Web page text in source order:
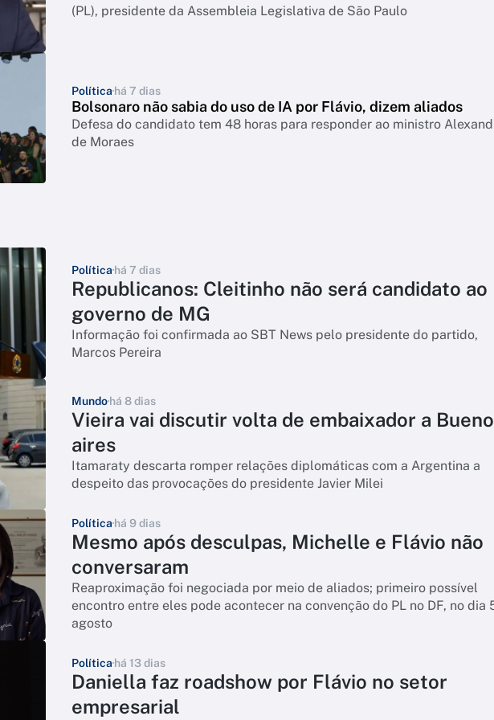
(PL), presidente da Assembleia Legislativa de São Paulo
Política há 7 dias
Bolsonaro não sabia do uso de IA por Flávio, dizem aliados
Defesa do candidato tem 48 horas para responder ao ministro
de Moraes
Política há 7 dias
Republicanos: Cleitinho não será candidato ao
governo de MG
Informação foi confirmada ao SBT News pelo presidente do partido,
Marcos Pereira
Mundohá 8 dias
Vieira vai discutir volta de embaixador a
aires
Itamaraty descarta romper relações diplomáticas com a Argentina a
despeito das provocações do presidente Javier Milei
Política há 9 dias
Mesmo após desculpas, Michelle e Flávio não
conversaram
Reaproximação foi negociada por meio de aliados; primeiro possível
encontro entre eles pode acontecer na convenção do PL no DF, no dia
agosto
Política há 13 dias
Daniella faz roadshow por Flávio no setor
empresarial